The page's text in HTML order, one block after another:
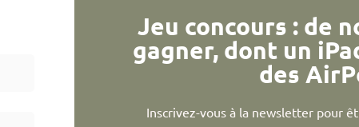
Jeu concours : de
gagner, dont un
des
Inscrivez-vous à la newsletter pour